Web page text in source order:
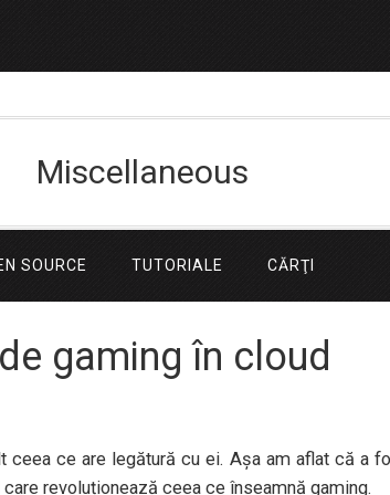
Miscellaneous
SOURCE TUTORIALE CĂRŢI
gaming în cloud
ceea ce are legătură cu ei. Așa am aflat că a
revoluționează ceea ce înseamnă gaming.